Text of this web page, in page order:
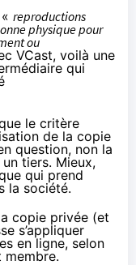
reproductions
physique pour
ou
VCast, voilà une
qui
le critère
de la copie
question, non la
tiers. Mieux,
qui prend
la société.
copie privée (et
s’appliquer
en ligne, selon
membre.